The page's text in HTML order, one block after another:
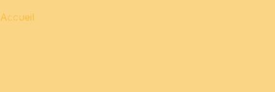
Accueil